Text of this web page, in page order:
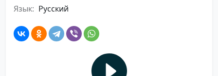
Язык: Русский